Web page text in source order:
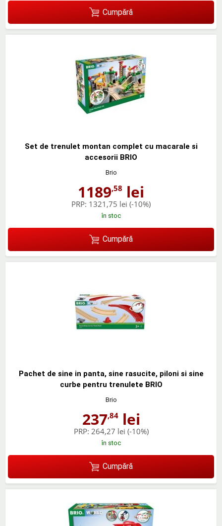
Cumpără
Set de trenulet montan complet cu macarale si
accesorii BRIO
Brio
1189,58 lei
PRP: 1321,75 lei (-10%)
în stoc
Cumpără
Pachet de sine in panta, sine rasucite, piloni si sine
curbe pentru trenulete BRIO
Brio
237,84lei
PRP: 264,27 lei (-10%)
în stoc
Cumpără